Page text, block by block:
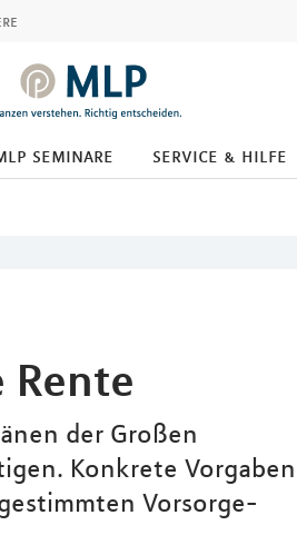
seminare service & hilfe
der Großen
Konkrete Vorgaben
Vorsorge-